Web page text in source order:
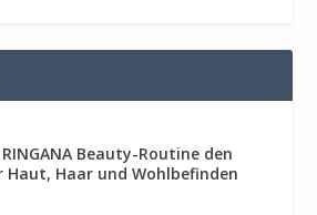
Beauty-Routine den
Haut, Haar und Wohlbefinden